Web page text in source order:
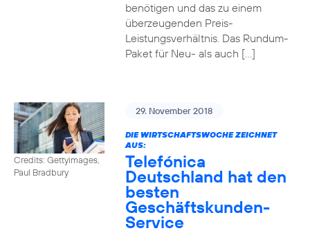
benötigen und das zu einem
überzeugenden Preis-
Leistungsverhältnis. Das Rundum-
Paket für Neu- als auch […]
Credits: Gettyimages,
Paul Bradbury
29. November 2018
DIE WIRTSCHAFTSWOCHE ZEICHNET
AUS:
Telefónica
Deutschland hat den
besten
Geschäftskunden-
Service